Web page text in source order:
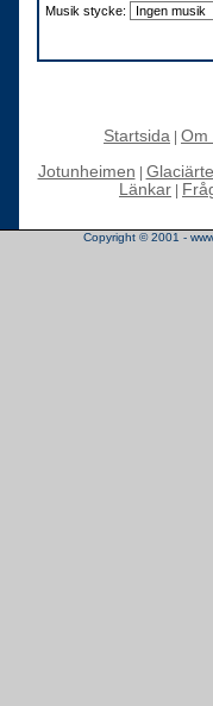
Musik stycke:
Startsida Om
Jotunheimen
Länkar
Copyright © 2001 -